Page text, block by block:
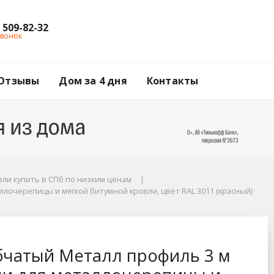
82-32
Дом за 4 дня Контакты
купить в СПб по низким ценам
и мягкой битумной кровли, цвет RAL 3011 (красный)
Металл профиль 3 м